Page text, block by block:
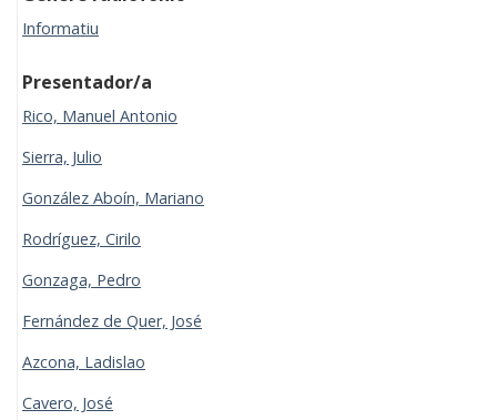
Informatiu
Presentador/a
Rico, Manuel Antonio
Sierra, Julio
González Aboín, Mariano
Rodríguez, Cirilo
Gonzaga, Pedro
Fernández de Quer, José
Azcona, Ladislao
Cavero, José